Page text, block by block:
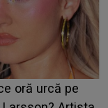
Iubirii" l-a